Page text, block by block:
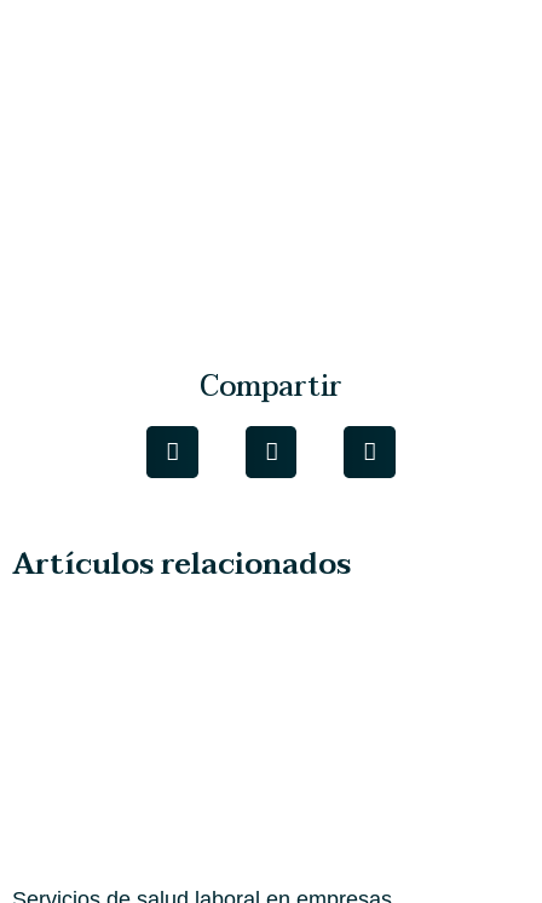
Compartir
Artículos relacionados